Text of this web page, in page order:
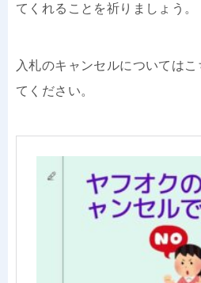
てくれることを祈りましょう。
入札のキャンセルについては
てください。